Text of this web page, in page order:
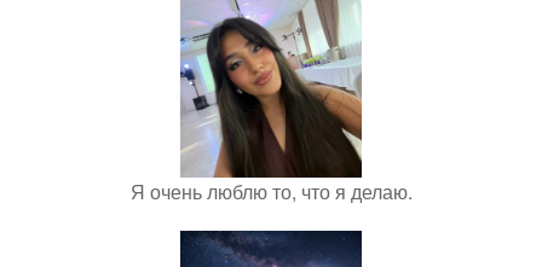
Я очень люблю то, что я делаю.